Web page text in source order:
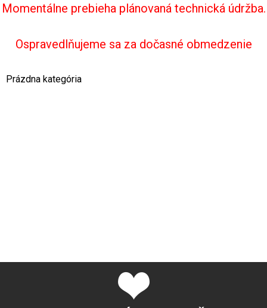
Momentálne prebieha plánovaná technická údržba.
Ospravedlňujeme sa za dočasné obmedzenie
Prázdna kategória